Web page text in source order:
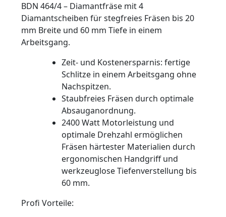
BDN 464/4 – Diamantfräse mit 4
Diamantscheiben für stegfreies Fräsen bis 20
mm Breite und 60 mm Tiefe in einem
Arbeitsgang.
Zeit- und Kostenersparnis: fertige
Schlitze in einem Arbeitsgang ohne
Nachspitzen.
Staubfreies Fräsen durch optimale
Absauganordnung.
2400 Watt Motorleistung und
optimale Drehzahl ermöglichen
Fräsen härtester Materialien durch
ergonomischen Handgriff und
werkzeuglose Tiefenverstellung bis
60 mm.
Profi Vorteile: